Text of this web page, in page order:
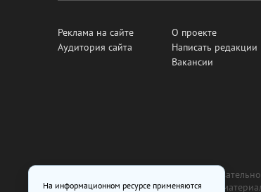
Реклама на сайте
Аудитория сайта
О проекте
Написать редакции
Вакансии
Все рекламные товары подлежат
изготовлена и размещена на основе
На информационном ресурсе применяются